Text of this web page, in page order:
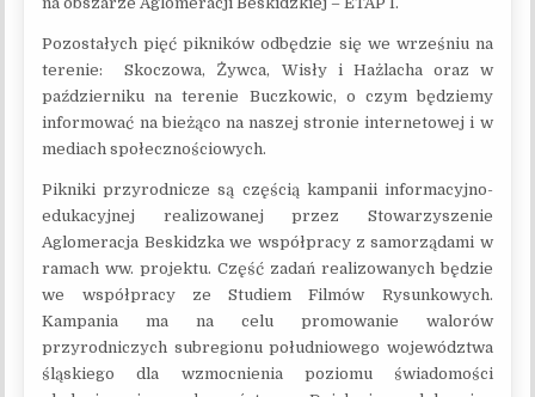
Pozostałych pięć pikników odbędzie się we wrześniu na
terenie: Skoczowa, Żywca, Wisły i Hażlacha oraz w
październiku na terenie Buczkowic, o czym będziemy
informować na bieżąco na naszej stronie internetowej i w
mediach społecznościowych.
Pikniki przyrodnicze są częścią kampanii informacyjno-
edukacyjnej realizowanej przez Stowarzyszenie
Aglomeracja Beskidzka we współpracy z samorządami w
ramach ww. projektu. Część zadań realizowanych będzie
we współpracy ze Studiem Filmów Rysunkowych.
Kampania ma na celu promowanie walorów
przyrodniczych subregionu południowego województwa
śląskiego dla wzmocnienia poziomu świadomości